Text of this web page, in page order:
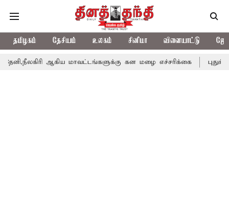
தமிழகம் தேசியம் உலகம் சினிமா விளையாட்டு
ஆகிய மாவட்டங்களுக்கு கன மழை எச்சரிக்கை புதுச்சேரி